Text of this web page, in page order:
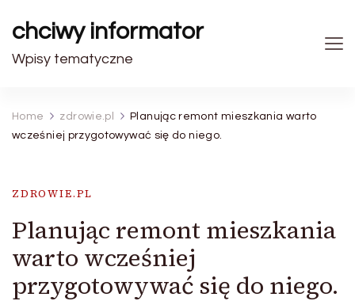
chciwy informator
Wpisy tematyczne
Home zdrowie.pl
Planując remont mieszkania warto
wcześniej przygotowywać się do niego.
ZDROWIE.PL
Planując remont mieszkania
warto wcześniej
przygotowywać się do niego.